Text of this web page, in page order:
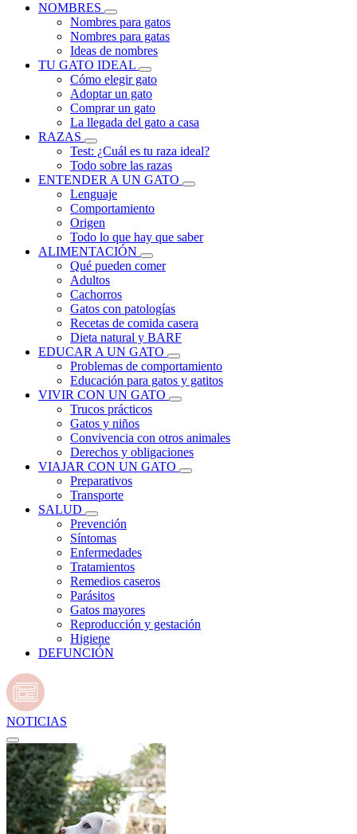
NOMBRES
Nombres para gatos
Nombres para gatas
Ideas de nombres
TU GATO IDEAL
Cómo elegir gato
Adoptar un gato
Comprar un gato
La llegada del gato a casa
RAZAS
Test: ¿Cuál es tu raza ideal?
Todo sobre las razas
ENTENDER A UN GATO
Lenguaje
Comportamiento
Origen
Todo lo que hay que saber
ALIMENTACIÓN
Qué pueden comer
Adultos
Cachorros
Gatos con patologías
Recetas de comida casera
Dieta natural y BARF
EDUCAR A UN GATO
Problemas de comportamiento
Educación para gatos y gatitos
VIVIR CON UN GATO
Trucos prácticos
Gatos y niños
Convivencia con otros animales
Derechos y obligaciones
VIAJAR CON UN GATO
Preparativos
Transporte
SALUD
Prevención
Síntomas
Enfermedades
Tratamientos
Remedios caseros
Parásitos
Gatos mayores
Reproducción y gestación
Higiene
DEFUNCIÓN
NOTICIAS